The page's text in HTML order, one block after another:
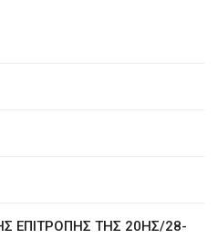
ΕΠΙΤΡΟΠΗΣ ΤΗΣ 20ΗΣ/28-